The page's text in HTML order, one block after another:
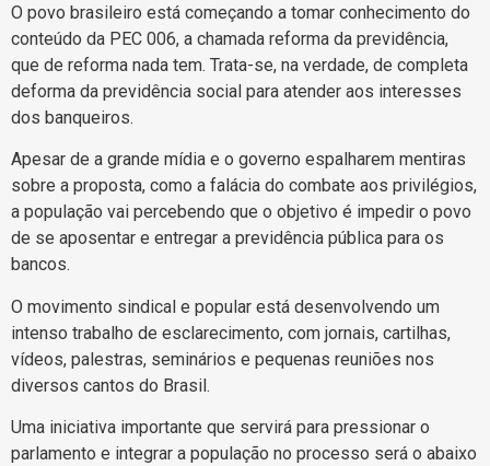
O povo brasileiro está começando a tomar conhecimento do
conteúdo da PEC 006, a chamada reforma da previdência,
que de reforma nada tem. Trata-se, na verdade, de completa
deforma da previdência social para atender aos interesses
dos banqueiros.
Apesar de a grande mídia e o governo espalharem mentiras
sobre a proposta, como a falácia do combate aos privilégios,
a população vai percebendo que o objetivo é impedir o povo
de se aposentar e entregar a previdência pública para os
bancos.
O movimento sindical e popular está desenvolvendo um
intenso trabalho de esclarecimento, com jornais, cartilhas,
vídeos, palestras, seminários e pequenas reuniões nos
diversos cantos do Brasil.
Uma iniciativa importante que servirá para pressionar o
parlamento e integrar a população no processo será o abaixo